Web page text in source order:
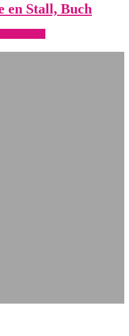
en Stall, Buch